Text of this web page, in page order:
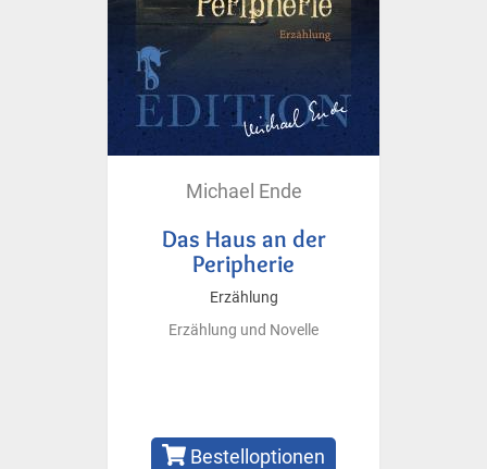
Michael Ende
Das Haus an der
Peripherie
Erzählung
Erzählung und Novelle
Bestelloptionen